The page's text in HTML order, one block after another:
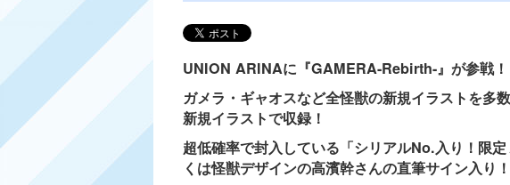
UNION ARINAに『GAMERA-Rebirth-』が参戦！
ガメラ・ギャオスなど全怪獣の新規イラストを
新規イラストで収録！
超低確率で封入している「シリアルNo.入り！限
くは怪獣デザインの高濱幹さんの直筆サイン入り！